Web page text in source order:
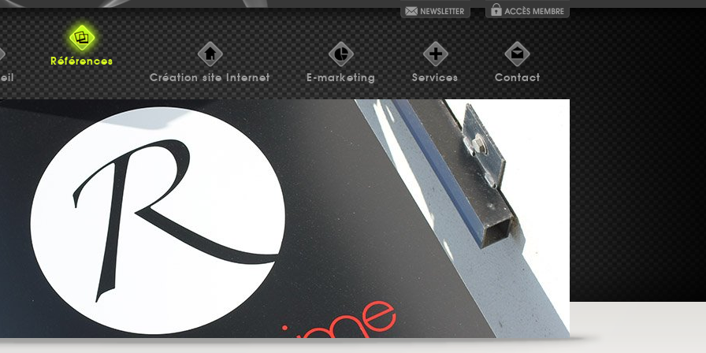
Références
Création site Internet
E-marketing Services Contact